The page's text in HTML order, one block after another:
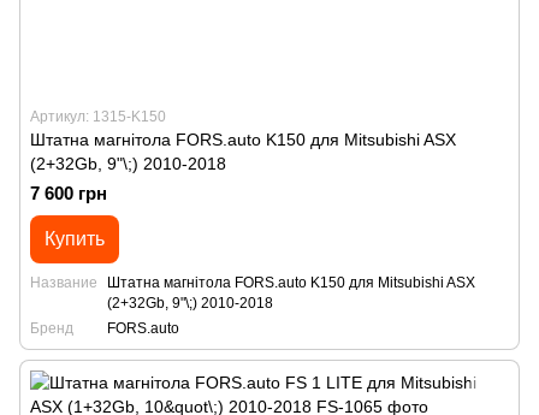
Артикул: 1315-K150
Штатна магнітола FORS.auto K150 для Mitsubishi ASX
(2+32Gb, 9"\;) 2010-2018
7 600 грн
Купить
Название
Штатна магнітола FORS.auto K150 для Mitsubishi ASX
(2+32Gb, 9"\;) 2010-2018
Бренд
FORS.auto